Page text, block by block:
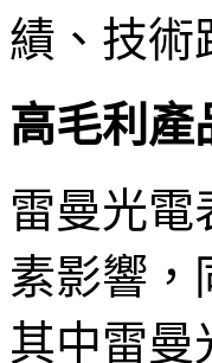
績、技術
高毛利產
雷曼光電
素影響，
其中雷曼